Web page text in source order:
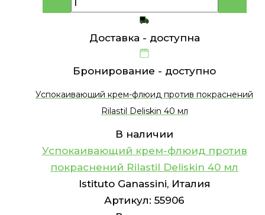
Доставка - доступна
Бронирование - доступно
Успокаивающий крем-флюид против покраснений
Rilastil Deliskin 40 мл
В наличии
Успокаивающий крем-флюид против
покраснений Rilastil Deliskin 40 мл
Istituto Ganassini, Италия
Артикул: 55906